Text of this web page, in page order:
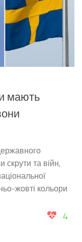
мають
скрути та війн,
жовті кольори
4